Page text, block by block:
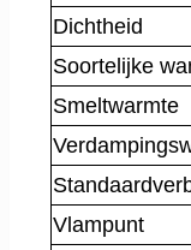
Dichtheid
Soortelijke
Smeltwarmte
Vlampunt